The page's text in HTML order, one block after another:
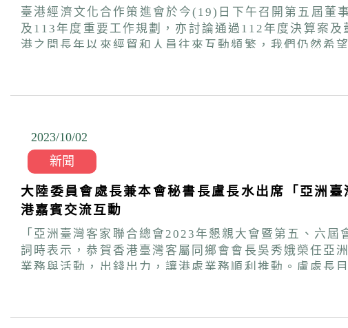
臺港經濟文化合作策進會於今(19)日下午召開第五屆董
及113年度重要工作規劃，亦討論通過112年度決算案及董事異動案等案。 詹董事長致詞時表示，近年香港情勢的
港之間長年以來經貿和人員往來互動頻繁，我們仍然希
策進會去年配合政府政策，積極推動疫後臺港健康有
人次參加，成功為臺港交流注入新的動能。今年在過
活動，以及籃球與足球友誼賽、生態活動，以及大型香港市集等，希望持續深化臺港交流。
合政府推動揭弊者保護措施並落實個人資料之保護與管
時決議通過聘用人員管理要點之薪資支給基準及專案加
2023/10/02
新聞
大陸委員會處長兼本會秘書長盧長水出席「亞洲
港嘉賓交流互動
「亞洲臺灣客家聯合總會2023年懇親大會暨第五、六
詞時表示，恭賀香港臺灣客屬同鄉會會長吳秀娥榮任亞
業務與活動，出錢出力，讓港處業務順利推動。盧處長
在海外打拼的甘苦及經營講求的紀律和信用，在去年
會福利基金會關懷長者，為臺灣的老人福利挹注資源。 盧處長續表示，吳會長在2021年接任香港臺灣客屬同鄉會的會長，在疫情影響之下，仍積極籌辦